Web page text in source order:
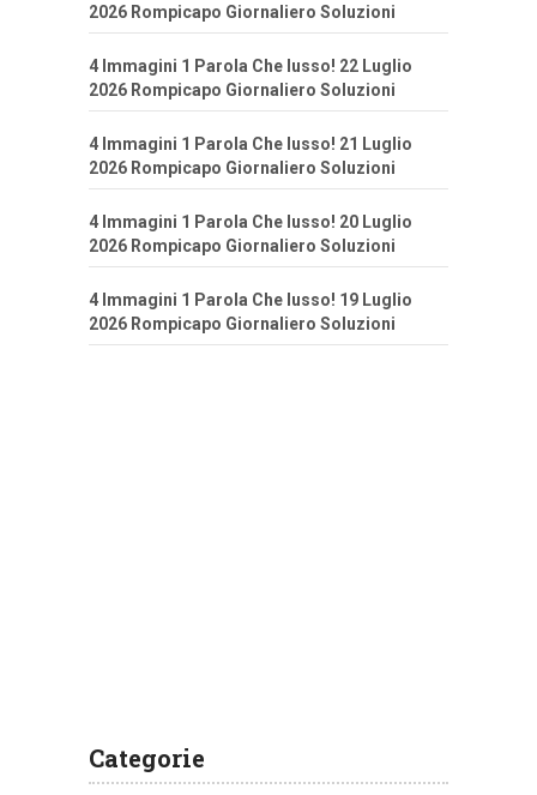
2026 Rompicapo Giornaliero Soluzioni
4 Immagini 1 Parola Che lusso! 22 Luglio
2026 Rompicapo Giornaliero Soluzioni
4 Immagini 1 Parola Che lusso! 21 Luglio
2026 Rompicapo Giornaliero Soluzioni
4 Immagini 1 Parola Che lusso! 20 Luglio
2026 Rompicapo Giornaliero Soluzioni
4 Immagini 1 Parola Che lusso! 19 Luglio
2026 Rompicapo Giornaliero Soluzioni
Categorie